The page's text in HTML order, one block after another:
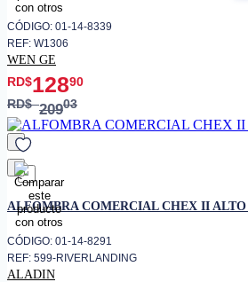
CÓDIGO: 01-14-8339
REF: W1306
WEN GE
RD$12890
RD$20903
favorito
ALFOMBRA COMERCIAL CHEX II
CÓDIGO: 01-14-8291
REF: 599-RIVERLANDING
ALADIN